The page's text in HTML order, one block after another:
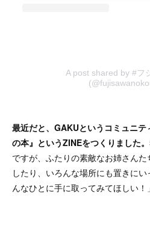
A post shared by #フ
最近だと、GAKUというコミュニ
の本』というZINEをつくりました。
ですが、ふたりの素敵なお姉さん
したり、いろんな場所にも置きに
んなひとに手に取ってみてほしい！」